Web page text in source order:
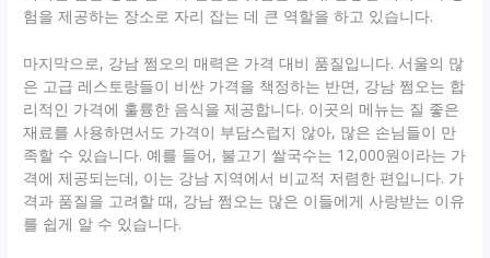
험을 제공하는 장소로 자리 잡는 데 큰 역할을 하고 있습니다.
마지막으로, 강남 쩜오의 매력은 가격 대비 품질입니다. 서울의 많
은 고급 레스토랑들이 비싼 가격을 책정하는 반면, 강남 쩜오는 합
리적인 가격에 훌륭한 음식을 제공합니다. 이곳의 메뉴는 질 좋은
재료를 사용하면서도 가격이 부담스럽지 않아, 많은 손님들이 만
족할 수 있습니다. 예를 들어, 불고기 쌀국수는 12,000원이라는 가
격에 제공되는데, 이는 강남 지역에서 비교적 저렴한 편입니다. 가
격과 품질을 고려할 때, 강남 쩜오는 많은 이들에게 사랑받는 이유
를 쉽게 알 수 있습니다.